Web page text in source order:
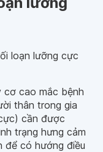
loạn lưỡng cực
cơ cao mắc bệnh
thân trong gia
cần được
trạng hưng cảm
để có hướng điều